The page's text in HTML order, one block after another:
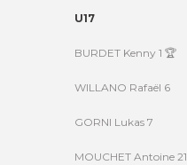
U17
BURDET Kenny 1 🏆
WILLANO Rafaël 6
GORNI Lukas 7
MOUCHET Antoine 21